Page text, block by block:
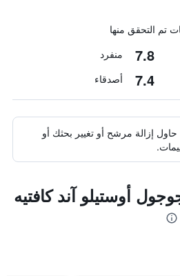
7.8 منفرد
7.4 أصدقاء
حاول إزالة مرشح أو تغيير بحثك أو
أوستيلو آند كافتيه